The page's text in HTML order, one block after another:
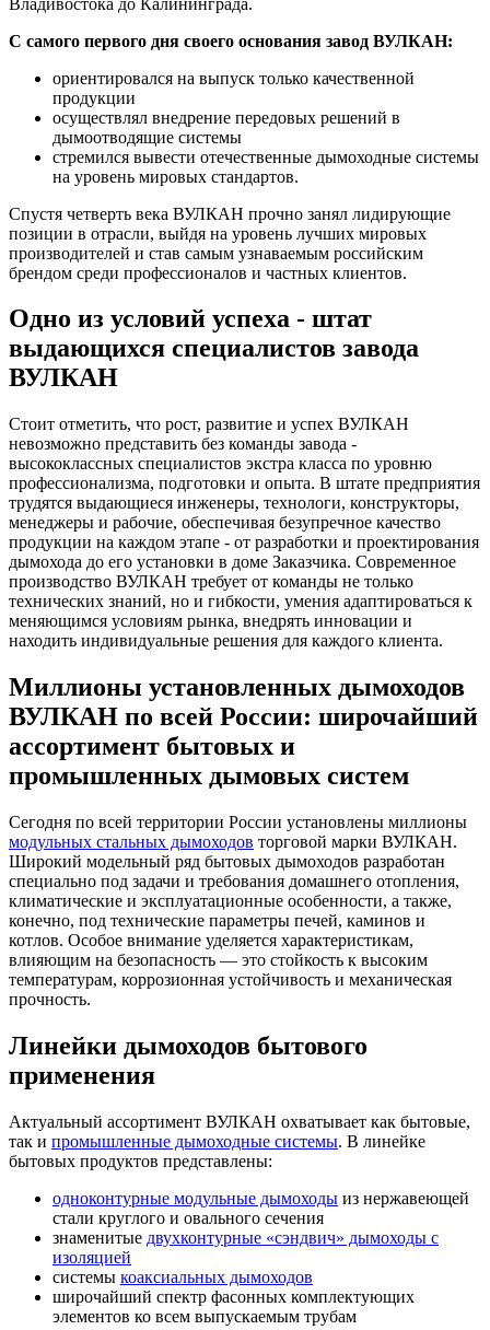
С самого первого дня своего основания завод ВУЛКАН:
ориентировался на выпуск только качественной
продукции
осуществлял внедрение передовых решений в
дымоотводящие системы
стремился вывести отечественные дымоходные системы
на уровень мировых стандартов.
Спустя четверть века ВУЛКАН прочно занял лидирующие
позиции в отрасли, выйдя на уровень лучших мировых
производителей и став самым узнаваемым российским
брендом среди профессионалов и частных клиентов.
Одно из условий успеха - штат
выдающихся специалистов завода
ВУЛКАН
Стоит отметить, что рост, развитие и успех ВУЛКАН
невозможно представить без команды завода -
высококлассных специалистов экстра класса по уровню
профессионализма, подготовки и опыта. В штате предприятия
трудятся выдающиеся инженеры, технологи, конструкторы,
менеджеры и рабочие, обеспечивая безупречное качество
продукции на каждом этапе - от разработки и проектирования
дымохода до его установки в доме Заказчика. Современное
производство ВУЛКАН требует от команды не только
технических знаний, но и гибкости, умения адаптироваться к
меняющимся условиям рынка, внедрять инновации и
находить индивидуальные решения для каждого клиента.
Миллионы установленных дымоходов
ВУЛКАН по всей России: широчайший
ассортимент бытовых и
промышленных дымовых систем
Сегодня по всей территории России установлены миллионы
модульных стальных дымоходов торговой марки ВУЛКАН.
Широкий модельный ряд бытовых дымоходов разработан
специально под задачи и требования домашнего отопления,
климатические и эксплуатационные особенности, а также,
конечно, под технические параметры печей, каминов и
котлов. Особое внимание уделяется характеристикам,
влияющим на безопасность — это стойкость к высоким
температурам, коррозионная устойчивость и механическая
прочность.
Линейки дымоходов бытового
применения
Актуальный ассортимент ВУЛКАН охватывает как бытовые,
так и промышленные дымоходные системы. В линейке
бытовых продуктов представлены:
одноконтурные модульные дымоходы из нержавеющей
стали круглого и овального сечения
знаменитые двухконтурные «сэндвич» дымоходы с
изоляцией
системы коаксиальных дымоходов
широчайший спектр фасонных комплектующих
элементов ко всем выпускаемым трубам